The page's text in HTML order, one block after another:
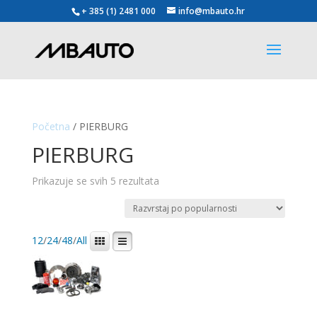
+ 385 (1) 2481 000 info@mbauto.hr
Početna / PIERBURG
PIERBURG
Prikazuje se svih 5 rezultataPoredano
popularnosti
12/24/48/All